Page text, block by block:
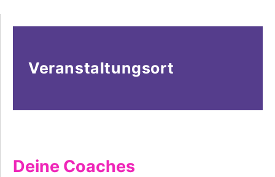
Veranstaltungsort
Deine Coaches